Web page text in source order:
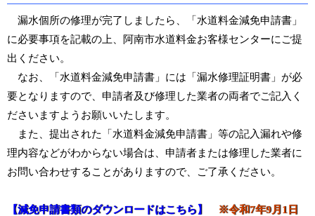
漏水個所の修理が完了しましたら、「水道料金減免申請書」
に必要事項を記載の上、阿南市水道料金お客様センターにご提
出ください。
なお、「水道料金減免申請書」には「漏水修理証明書」が必
要となりますので、申請者及び修理した業者の両者でご記入く
ださいますようお願いいたします。
また、提出された「水道料金減免申請書」等の記入漏れや修
理内容などがわからない場合は、申請者または修理した業者に
お問い合わせすることがありますので、ご了承ください。
【減免申請書類のダウンロードはこちら】
※令和7年9月1日